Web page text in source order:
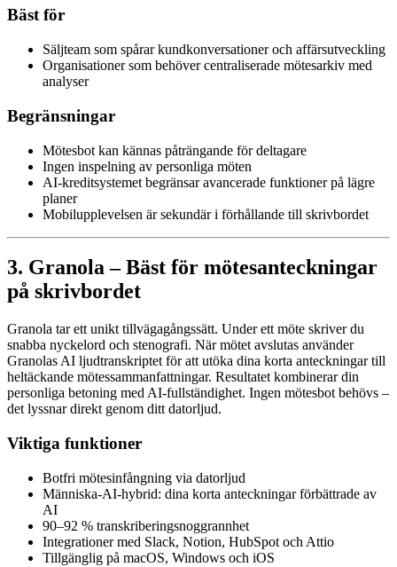
Bäst för
Säljteam som spårar kundkonversationer och affärsutveckling
Organisationer som behöver centraliserade mötesarkiv med
analyser
Begränsningar
Mötesbot kan kännas påträngande för deltagare
Ingen inspelning av personliga möten
AI-kreditsystemet begränsar avancerade funktioner på lägre
planer
Mobilupplevelsen är sekundär i förhållande till skrivbordet
3. Granola – Bäst för mötesanteckningar
på skrivbordet
Granola tar ett unikt tillvägagångssätt. Under ett möte skriver du
snabba nyckelord och stenografi. När mötet avslutas använder
Granolas AI ljudtranskriptet för att utöka dina korta anteckningar till
heltäckande mötessammanfattningar. Resultatet kombinerar din
personliga betoning med AI-fullständighet. Ingen mötesbot behövs –
det lyssnar direkt genom ditt datorljud.
Viktiga funktioner
Botfri mötesinfångning via datorljud
Människa-AI-hybrid: dina korta anteckningar förbättrade av
AI
90–92 % transkriberingsnoggrannhet
Integrationer med Slack, Notion, HubSpot och Attio
Tillgänglig på macOS, Windows och iOS